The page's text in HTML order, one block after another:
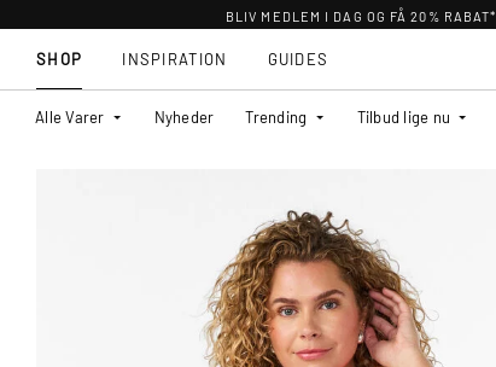
BLIV MEDLEM I DAG OG FÅ 20% RABAT*
SHOP
Alle Varer Nyheder Trending Tilbud lige nu
INSPIRATION GUIDES